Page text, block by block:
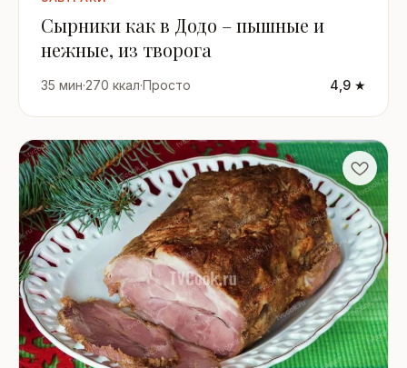
Сырники как в Додо – пышные и
нежные, из творога
35 мин·270 ккал·Просто 4,9 ★